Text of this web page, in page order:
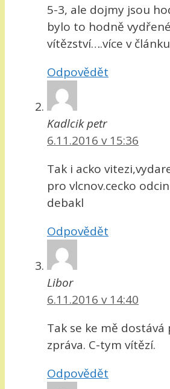
5-3, ale dojmy jsou
bylo to hodně vydřené
vítězství….více v
Odpovědět
Kadlcik petr
6.11.2016 v 15:36
Tak i acko
pro vlcnov.cecko
debakl
Odpovědět
Libor
6.11.2016 v 14:40
Tak se ke mě
zpráva. C-tym vítězí.
Odpovědět